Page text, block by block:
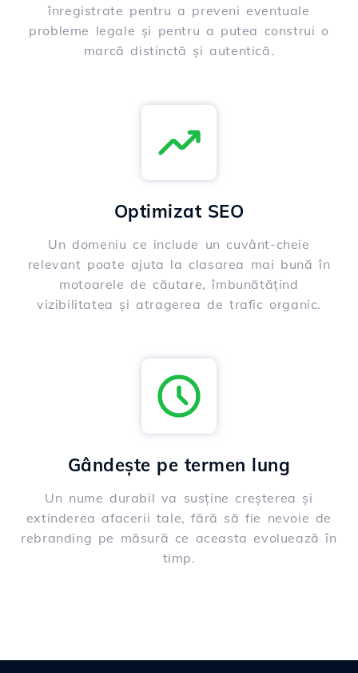
înregistrate pentru a preveni eventuale
probleme legale și pentru a putea construi o
marcă distinctă și autentică.
Optimizat SEO
Un domeniu ce include un cuvânt-cheie
relevant poate ajuta la clasarea mai bună în
motoarele de căutare, îmbunătățind
vizibilitatea și atragerea de trafic organic.
Gândește pe termen lung
Un nume durabil va susține creșterea și
extinderea afacerii tale, fără să fie nevoie de
rebranding pe măsură ce aceasta evoluează în
timp.